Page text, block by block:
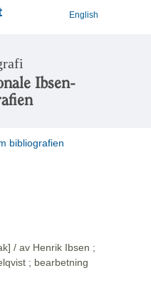
English
Ibsen-
bibliografien
/ av Henrik Ibsen ;
; bearbetning